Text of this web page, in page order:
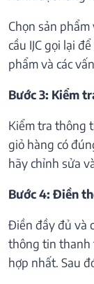
Chọn sản
cầu IJC gọi lại
phẩm và các
Bước 3: Kiểm
Kiểm tra thông
giỏ hàng có
hãy chỉnh sửa
Bước 4: Điền
Điền đầy đủ và
thông tin thanh
hợp nhất. Sau